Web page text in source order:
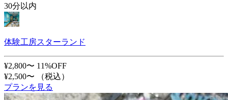
30分以内
体験工房スターランド
¥2,800〜 11%OFF
¥2,500〜
（税込）
プランを見る